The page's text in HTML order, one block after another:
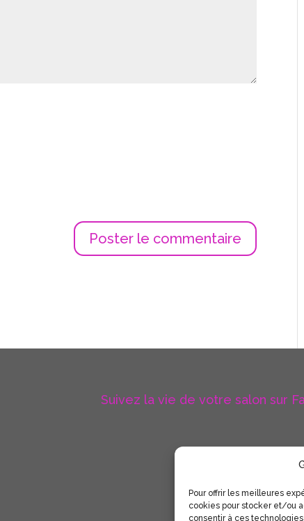
Pour offrir les meilleures
cookies pour stocker et/ou
consentir à ces
Suivez la vie de votre salon sur